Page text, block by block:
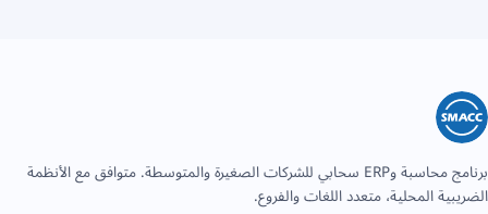
برنامج محاسبة وERP سحابي للشركات الصغيرة والمتوسطة. متوافق مع الأنظمة
الضريبية المحلية، متعدد اللغات والفروع.